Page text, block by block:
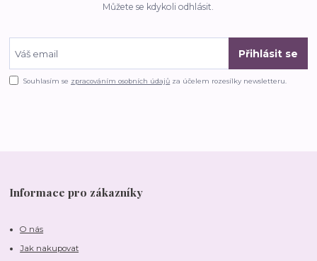
Můžete se kdykoli odhlásit.
Přihlásit se
Souhlasím se zpracováním osobních údajů za účelem rozesílky newsletteru.
Informace pro zákazníky
O nás
Jak nakupovat